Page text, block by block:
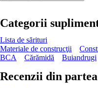
Categorii
Lista de sărituri
Materiale de construcţii
BCA
Cărămidă Buiandrugi
Recenzii din